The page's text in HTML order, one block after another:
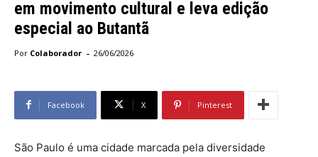
em movimento cultural e leva edição
especial ao Butantã
Por Colaborador - 26/06/2026
Facebook X Pinterest
São Paulo é uma cidade marcada pela diversidade